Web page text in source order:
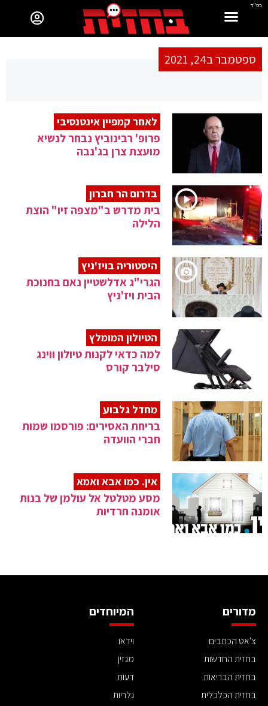
בס"ד
ספטמבר ב24, 2021
לאחר קמפיין אינטנסיבי
פרופ' רבינוביץ נבחר לנשיא
מועצת צרן בג'נבה
בדרום הר חברון
בית מדרש ב"מצפה זיו" הוצת
הלילה
היסטוריה בויז'ניץ
הגרי"ג אדלשטיין נאם בחנוכת
הבית ויז'ניץ
הטיולון המומלץ
למה כדאי לקנות טיולון ווינג
סילבר קורס
מחדל גלבוע
בריחת האסירים: פורסמו שמות
חברי הוועדה
אין. כמו אבא ואמא
מסע מטלטל אל עולמן של בנות
אומנה חרדיות
מדורים
צ'אט הכתבים
בחזית החדשות
בחזית הבריאות
בחזית הכלכלית
המיוחדים
וידאו
מגזין
דעות
גלריות